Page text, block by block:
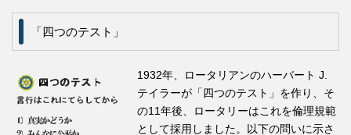
「四つのテスト」
1932年、ロータリアンのハーバート J.
テイラーが「四つのテスト」を作り、そ
の11年後、ロータリーはこれを倫理規範
として採用しました。以下の問いに示さ